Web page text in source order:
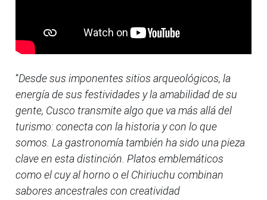
“Desde sus imponentes sitios arqueológicos, la
energía de sus festividades y la amabilidad de su
gente, Cusco transmite algo que va más allá del
turismo: conecta con la historia y con lo que
somos. La gastronomía también ha sido una pieza
clave en esta distinción. Platos emblemáticos
como el cuy al horno o el Chiriuchu combinan
sabores ancestrales con creatividad